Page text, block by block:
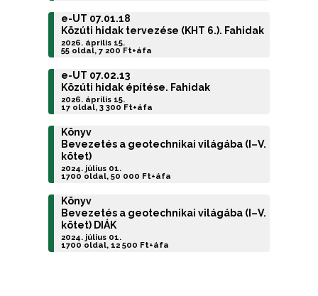
e-UT 07.01.18
Közúti hidak tervezése (KHT 6.). Fahidak
2026. április 15.
55 oldal, 7 200 Ft+áfa
e-UT 07.02.13
Közúti hidak építése. Fahidak
2026. április 15.
17 oldal, 3 300 Ft+áfa
Könyv
Bevezetés a geotechnikai világába (I–V.
kötet)
2024. július 01.
1700 oldal, 50 000 Ft+áfa
Könyv
Bevezetés a geotechnikai világába (I–V.
kötet) DIÁK
2024. július 01.
1700 oldal, 12 500 Ft+áfa